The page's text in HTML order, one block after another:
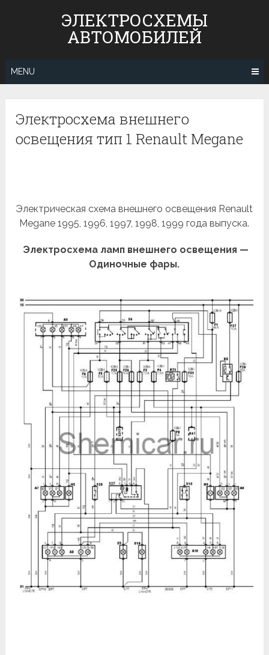
ЭЛЕКТРОСХЕМЫ
АВТОМОБИЛЕЙ
MENU
Электросхема внешнего
освещения тип 1 Renault Megane
Электрическая схема внешнего освещения Renault
Megane 1995, 1996, 1997, 1998, 1999 года выпуска.
Электросхема ламп внешнего освещения —
Одиночные фары.